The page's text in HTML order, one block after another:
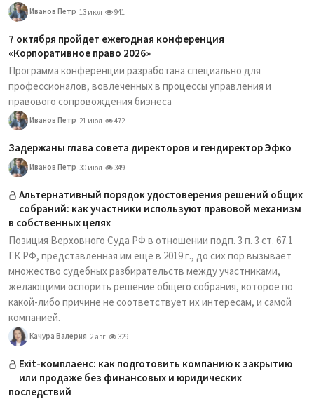
Иванов Петр 13 июл 941
7 октября пройдет ежегодная конференция
«Корпоративное право 2026»
Программа конференции разработана специально для
профессионалов, вовлеченных в процессы управления и
правового сопровождения бизнеса
Иванов Петр 21 июл 472
Задержаны глава совета директоров и гендиректор Эфко
Иванов Петр 30 июл 349
Альтернативный порядок удостоверения решений общих
собраний: как участники используют правовой механизм
в собственных целях
Позиция Верховного Суда РФ в отношении подп. 3 п. 3 ст. 67.1
ГК РФ, представленная им еще в 2019 г., до сих пор вызывает
множество судебных разбирательств между участниками,
желающими оспорить решение общего собрания, которое по
какой-либо причине не соответствует их интересам, и самой
компанией.
Качура Валерия 2 авг 329
Exit-комплаенс: как подготовить компанию к закрытию
или продаже без финансовых и юридических
последствий